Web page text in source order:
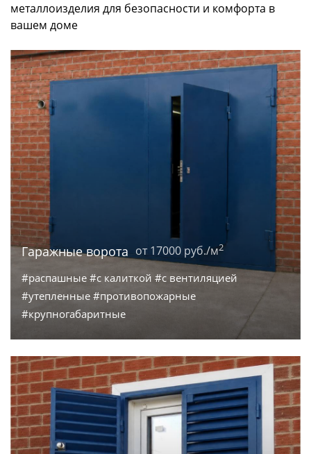
металлоизделия для безопасности и комфорта в
вашем доме
Гаражные ворота от 17000 руб./м2
#распашные #с калиткой #с вентиляцией
#утепленные #противопожарные
#крупногабаритные